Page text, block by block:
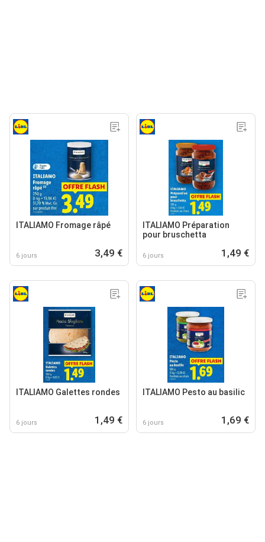
ITALIAMO Fromage râpé
6 jours 3,49 €
ITALIAMO Préparation
pour bruschetta
6 jours 1,49 €
ITALIAMO Galettes rondes
6 jours 1,49 €
ITALIAMO Pesto au basilic
6 jours 1,69 €